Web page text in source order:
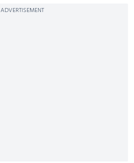
ADVERTISEMENT